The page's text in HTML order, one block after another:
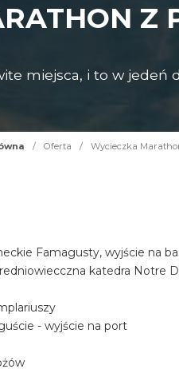
Z
miejsca, i to w jedeń
/ Oferta / Wycieczka
Famagusty, wyjście na
katedra Notre
- wyjście na port